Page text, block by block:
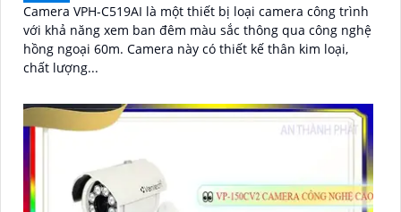
Camera VPH-C519AI là một thiết bị loại camera công trình
với khả năng xem ban đêm màu sắc thông qua công nghệ
hồng ngoại 60m. Camera này có thiết kế thân kim loại,
chất lượng...